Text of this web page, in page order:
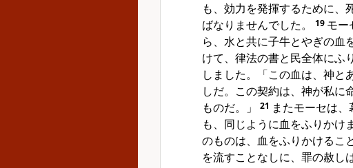
も、効力を発揮するために、
ばなりませんでした。
19 モー
ら、水と共に子牛とやぎの血
けて、律法の書と民全体にふ
しました。「この血は、神と
しだ。この契約は、神が私に
ものだ。」
21 またモーセは
も、同じように血をふりかけ
のものは、血をふりかけるこ
を流すことなしに、罪の赦し